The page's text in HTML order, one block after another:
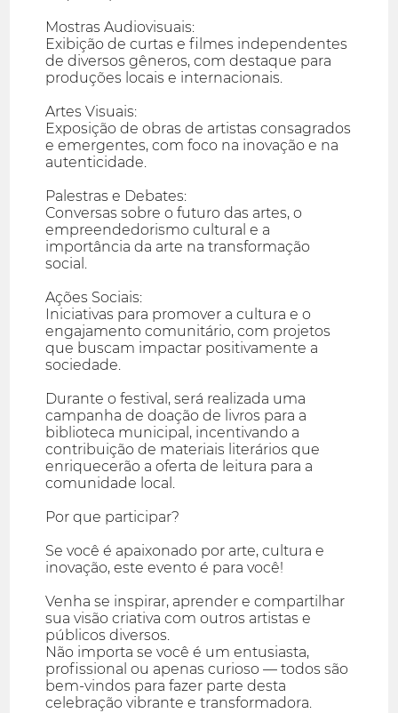
Mostras Audiovisuais:
Exibição de curtas e filmes independentes
de diversos gêneros, com destaque para
produções locais e internacionais.
Artes Visuais:
Exposição de obras de artistas consagrados
e emergentes, com foco na inovação e na
autenticidade.
Palestras e Debates:
Conversas sobre o futuro das artes, o
empreendedorismo cultural e a
importância da arte na transformação
social.
Ações Sociais:
Iniciativas para promover a cultura e o
engajamento comunitário, com projetos
que buscam impactar positivamente a
sociedade.
Durante o festival, será realizada uma
campanha de doação de livros para a
biblioteca municipal, incentivando a
contribuição de materiais literários que
enriquecerão a oferta de leitura para a
comunidade local.
Por que participar?
Se você é apaixonado por arte, cultura e
inovação, este evento é para você!
Venha se inspirar, aprender e compartilhar
sua visão criativa com outros artistas e
públicos diversos.
Não importa se você é um entusiasta,
profissional ou apenas curioso — todos são
bem-vindos para fazer parte desta
celebração vibrante e transformadora.